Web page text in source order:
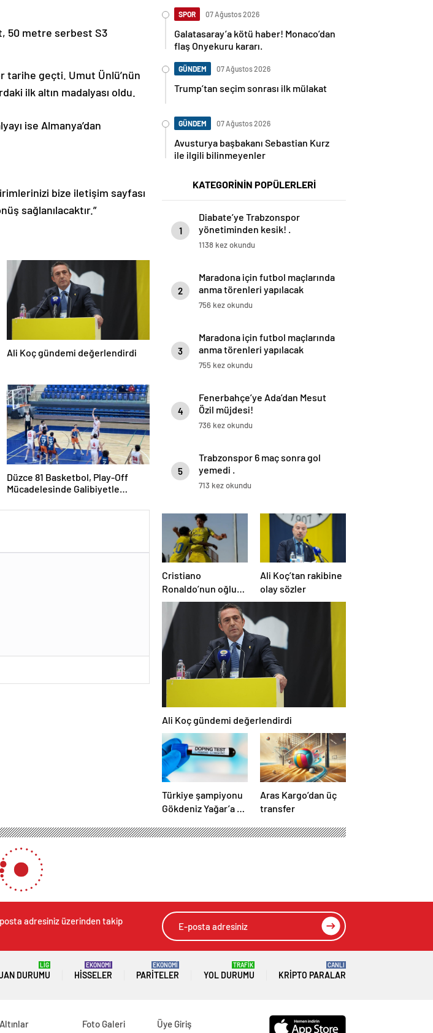
50 metre serbest S3
tarihe geçti. Umut Ünlü’nün
ilk altın madalyası oldu.
ise Almanya’dan
bize iletişim sayfası
sağlanılacaktır.”
Ali Koç gündemi değerlendirdi
Düzce 81 Basketbol, Play-Off
Mücadelesinde Galibiyetle
SPOR 07 Ağustos 2026
Galatasaray’a kötü haber! Monaco’dan
flaş Onyekuru kararı.
GÜNDEM 07 Ağustos 2026
Trump’tan seçim sonrası ilk mülakat
GÜNDEM 07 Ağustos 2026
Avusturya başbakanı Sebastian Kurz
ile ilgili bilinmeyenler
KATEGORİNİN POPÜLERLERİ
1
Diabate’ye Trabzonspor
yönetiminden kesik! .
1138 kez okundu
2
Maradona için futbol maçlarında
anma törenleri yapılacak
756 kez okundu
3
Maradona için futbol maçlarında
anma törenleri yapılacak
755 kez okundu
4
Fenerbahçe’ye Ada’dan Mesut
Özil müjdesi!
736 kez okundu
5
Trabzonspor 6 maç sonra gol
yemedi .
713 kez okundu
Cristiano
Ronaldo’nun oğluna
milla davet
Ali Koç’tan rakibine
olay sözler
Ali Koç gündemi değerlendirdi
Türkiye şampiyonu
Gökdeniz Yağar’a 3
Aras Kargo’dan üç
transfer
adresiniz üzerinden takip
DURUMU
LİG
HISSELER
EKONOMİ
PARITELER
EKONOMİ
YOL DURUMU
TRAFİK
KRIPTO PARALAR
CANLI
Altınlar Foto Galeri Üye Giriş